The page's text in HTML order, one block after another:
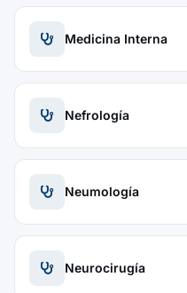
Medicina Interna
Nefrología
Neumología
Neurocirugía